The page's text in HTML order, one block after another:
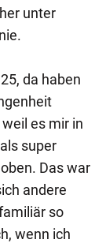
unter
da haben
es mir in
super
Das war
andere
so
wenn ich